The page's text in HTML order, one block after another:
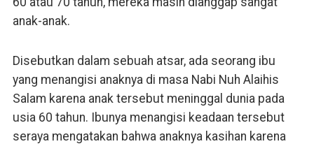
anak-anak.
Disebutkan dalam sebuah atsar, ada seorang ibu
yang menangisi anaknya di masa Nabi Nuh Alaihis
Salam karena anak tersebut meninggal dunia pada
usia 60 tahun. Ibunya menangisi keadaan tersebut
seraya mengatakan bahwa anaknya kasihan karena